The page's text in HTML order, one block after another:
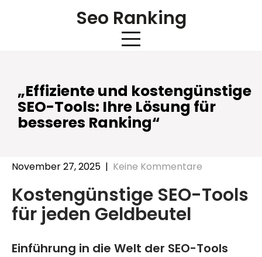
Seo Ranking
„Effiziente und kostengünstige
SEO-Tools: Ihre Lösung für
besseres Ranking“
November 27, 2025 | Keine Kommentare
Kostengünstige SEO-Tools
für jeden Geldbeutel
Einführung in die Welt der SEO-Tools